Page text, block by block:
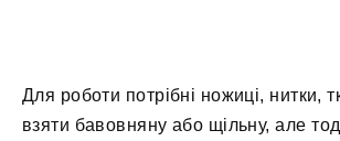
Для роботи потрібні ножиці, нитки,
взяти бавовняну або щільну, але